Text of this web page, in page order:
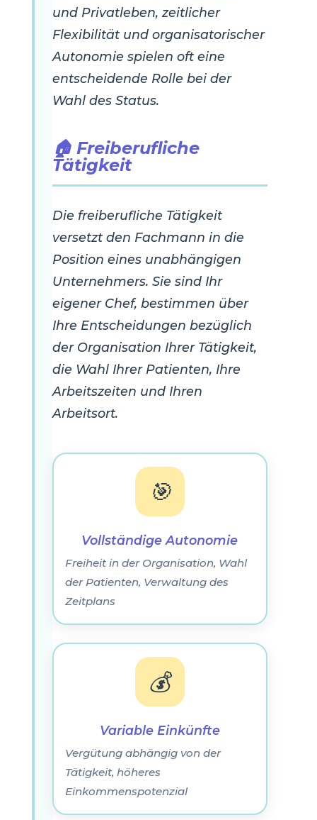
und Privatleben, zeitlicher
Flexibilität und organisatorischer
Autonomie spielen oft eine
entscheidende Rolle bei der
Wahl des Status.
🏠 Freiberufliche
Tätigkeit
Die freiberufliche Tätigkeit
versetzt den Fachmann in die
Position eines unabhängigen
Unternehmers. Sie sind Ihr
eigener Chef, bestimmen über
Ihre Entscheidungen bezüglich
der Organisation Ihrer Tätigkeit,
die Wahl Ihrer Patienten, Ihre
Arbeitszeiten und Ihren
Arbeitsort.
🎯
Vollständige Autonomie
Freiheit in der Organisation, Wahl
der Patienten, Verwaltung des
Zeitplans
💰
Variable Einkünfte
Vergütung abhängig von der
Tätigkeit, höheres
Einkommenspotenzial